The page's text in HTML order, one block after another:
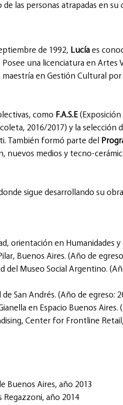
las personas atrapadas en su
de 1992, Lucía es
una licenciatura en Artes
en Gestión Cultural por
como F.A.S.E (Exposición
2016/2017) y la selección
También formó parte del
nuevos medios y tecno-
sigue desarrollando su
orientación en Humanidades y
Buenos Aires. (Año de
del Museo Social Argentino.
San Andrés. (Año de egreso:
en Espacio Buenos Aires.
Center for Frontline
Buenos Aires, año 2013
Regazzoni, año 2014